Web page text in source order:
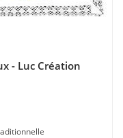
- Luc Création